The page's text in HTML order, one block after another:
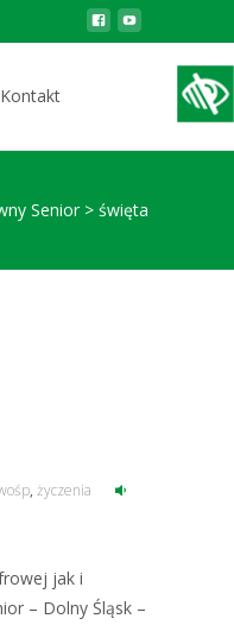
Kontakt
Senior> święta
, życzenia
jak i
– Dolny Śląsk –